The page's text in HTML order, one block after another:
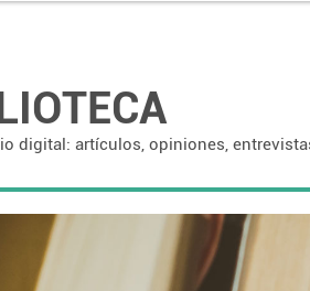
digital: artículos, opiniones,